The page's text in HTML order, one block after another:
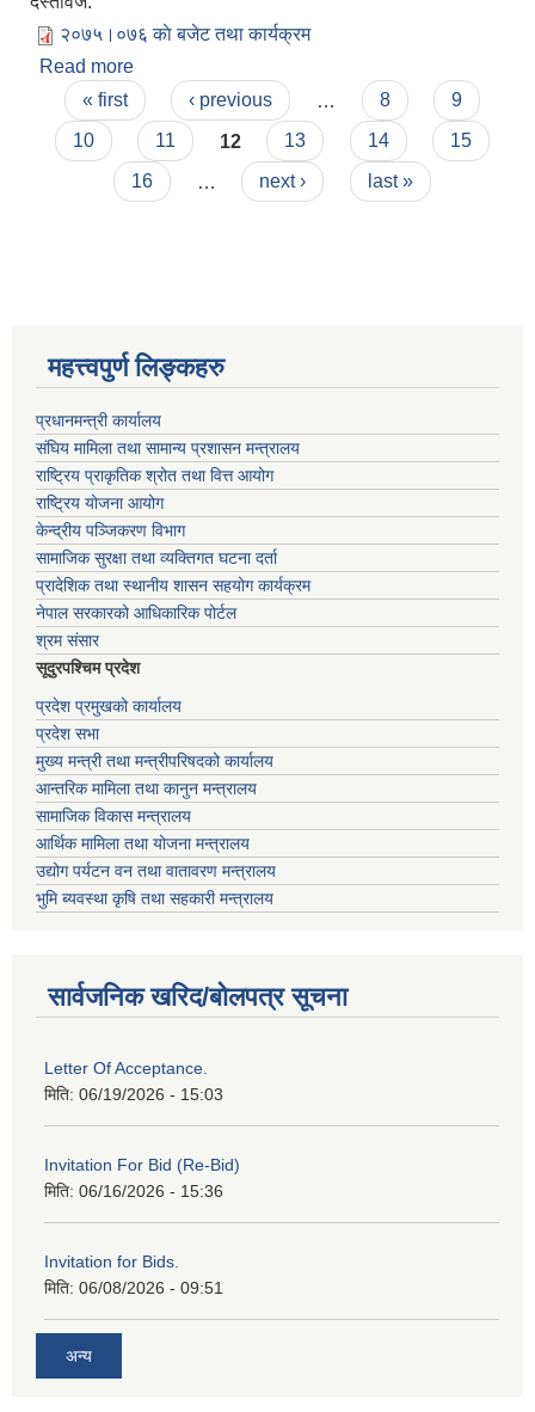
२०७५।०७६ काे बजेट तथा कार्यक्रम
Read more
Pages
« first ‹ previous 8
9
10
11 12 13 14
15
16
next › last »
महत्त्वपुर्ण लिङ्कहरु
प्रधानमन्त्री कार्यालय
संघिय मामिला तथा सामान्य प्रशासन मन्त्रालय
राष्ट्रिय प्राकृतिक श्रोत तथा वित्त आयोग
राष्ट्रिय योजना आयोग
केन्द्रीय पञ्जिकरण विभाग
सामाजिक सुरक्षा तथा व्यक्तिगत घटना दर्ता
प्रादेशिक तथा स्थानीय शासन सहयोग कार्यक्रम
नेपाल सरकारको आधिकारिक पोर्टल
श्रम संसार
सूदुरपश्चिम प्रदेश
प्रदेश प्रमुखको कार्यालय
प्रदेश सभा
मुख्य मन्त्री तथा मन्त्रीपरिषदको कार्यालय
आन्तरिक मामिला तथा कानुन मन्त्रालय
सामाजिक विकास मन्त्रालय
आर्थिक मामिला तथा योजना मन्त्रालय
उद्योग पर्यटन वन तथा वातावरण मन्त्रालय
भुमि ब्यवस्था कृषि तथा सहकारी मन्त्रालय
सार्वजनिक खरिद/बोलपत्र सूचना
Letter Of Acceptance.
मिति: 06/19/2026 - 15:03
Invitation For Bid (Re-Bid)
मिति: 06/16/2026 - 15:36
Invitation for Bids.
मिति: 06/08/2026 - 09:51
अन्य